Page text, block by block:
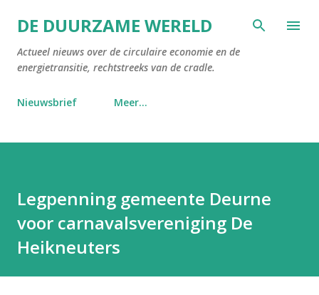
Doorgaan naar hoofdcontent
DE DUURZAME WERELD
Actueel nieuws over de circulaire economie en de
energietransitie, rechtstreeks van de cradle.
Nieuwsbrief Meer…
Legpenning gemeente Deurne
voor carnavalsvereniging De
Heikneuters